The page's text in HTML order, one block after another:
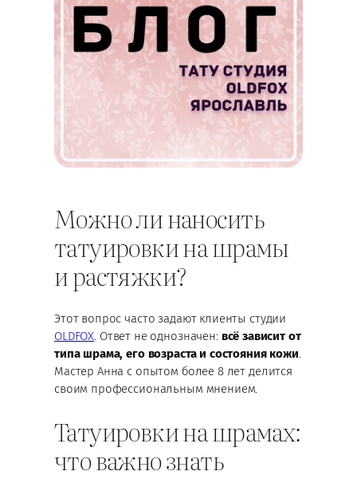
Можно ли наносить
татуировки на шрамы
и растяжки?
Этот вопрос часто задают клиенты студии
OLDFOX. Ответ не однозначен: всё зависит от
типа шрама, его возраста и состояния кожи.
Мастер Анна с опытом более 8 лет делится
своим профессиональным мнением.
Татуировки на шрамах:
что важно знать